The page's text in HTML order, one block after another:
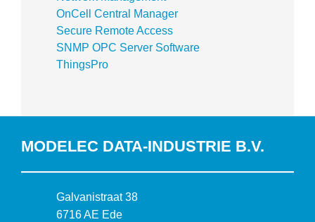
OnCell Central Manager
Secure Remote Access
SNMP OPC Server Software
ThingsPro
MODELEC DATA-INDUSTRIE B.V.
B
e
Galvanistraat 38
6716 AE Ede